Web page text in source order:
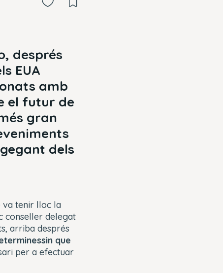
després
EUA
amb
el futur de
gran
dels
va tenir lloc la
conseller delegat
arriba després
que
per a efectuar